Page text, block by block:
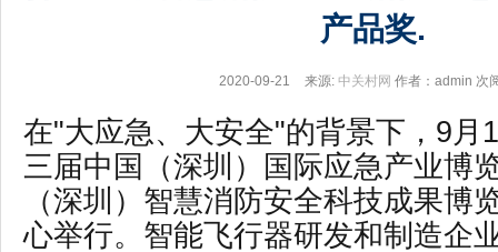
产品奖.
2020-09-21 来源: 中关村网 作者：admin 次
在"大应急、大安全"的背景下，9月
三届中国（深圳）国际应急产业博
（深圳）智慧消防安全科技成果博
心举行。智能飞行器研发和制造